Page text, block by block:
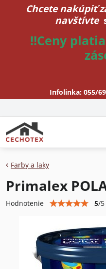
Chcete nakúpiť
navštívte
!!Ceny
Infolinka: 055/
Farby a laky
Primalex
Hodnotenie 5/5